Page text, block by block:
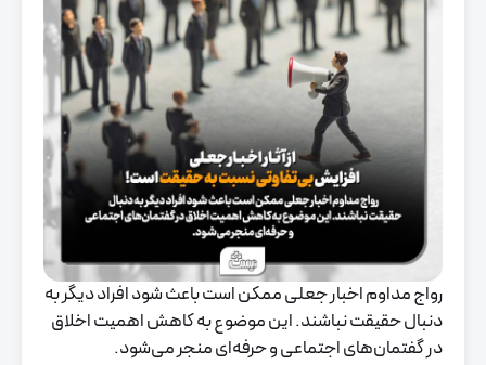
رواج مداوم اخبار جعلی ممکن است باعث شود افراد دیگر به
دنبال حقیقت نباشند. این موضوع به کاهش اهمیت اخلاق
در گفتمان‌های اجتماعی و حرفه‌ای منجر می‌شود.